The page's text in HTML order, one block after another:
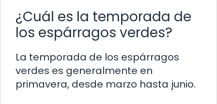
¿Cuál es la temporada de
los espárragos verdes?
La temporada de los espárragos
verdes es generalmente en
primavera, desde marzo hasta junio.